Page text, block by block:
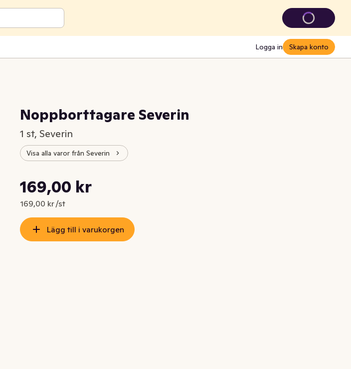
Logga in Skapa konto
Noppborttagare Severin
1 st, Severin
Visa alla varor från Severin
Nuvarande pris är: 169,00 kr
169,00 kr
169,00 kr /st
Styckpris: 169,00 kr /st
Lägg till i varukorgen